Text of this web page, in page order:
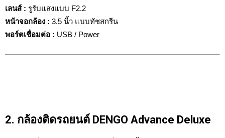
เลนส์ : รูรับแสงแบบ F2.2
หน้าจอกล้อง : 3.5 นิ้ว แบบทัชสกรีน
พอร์ตเชื่อมต่อ : USB / Power
2. กล้องติดรถยนต์ DENGO Advance Deluxe